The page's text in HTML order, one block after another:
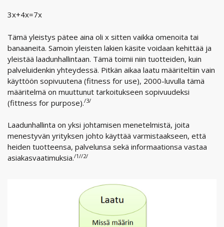
3x+4x=7x
Tämä yleistys pätee aina oli x sitten vaikka omenoita tai
banaaneita. Samoin yleisten lakien käsite voidaan kehittää ja
yleistää laadunhallintaan. Tämä toimii niin tuotteiden, kuin
palveluidenkin yhteydessä. Pitkän aikaa laatu määriteltiin vain
käyttöön sopivuutena (fitness for use), 2000-luvulla tämä
määritelmä on muuttunut tarkoitukseen sopivuudeksi
(fittness for purpose)./3/
Laadunhallinta on yksi johtamisen menetelmistä, joita
menestyvän yrityksen johto käyttää varmistaakseen, että
heiden tuotteensa, palvelunsa sekä informaationsa vastaa
asiakasvaatimuksia./1//2/